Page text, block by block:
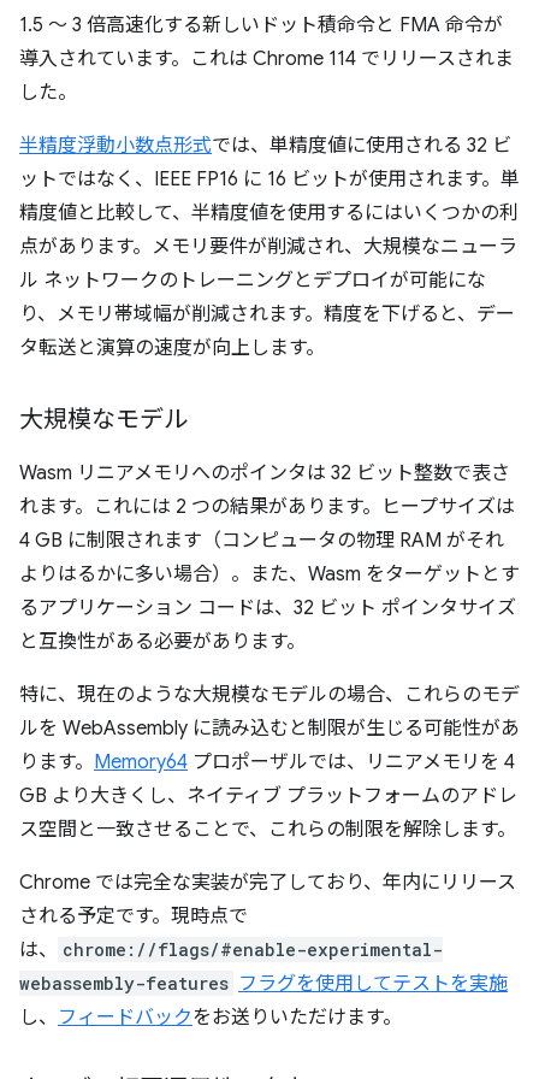
1.5 ～ 3 倍高速化する新しいドット積命令と FMA 命令が
導入されています。これは Chrome 114 でリリースされま
した。
半精度浮動小数点形式では、単精度値に使用される 32 ビ
ットではなく、IEEE FP16 に 16 ビットが使用されます。単
精度値と比較して、半精度値を使用するにはいくつかの利
点があります。メモリ要件が削減され、大規模なニューラ
ル ネットワークのトレーニングとデプロイが可能にな
り、メモリ帯域幅が削減されます。精度を下げると、デー
タ転送と演算の速度が向上します。
大規模なモデル
Wasm リニアメモリへのポインタは 32 ビット整数で表さ
れます。これには 2 つの結果があります。ヒープサイズは
4 GB に制限されます（コンピュータの物理 RAM がそれ
よりはるかに多い場合）。また、Wasm をターゲットとす
るアプリケーション コードは、32 ビット ポインタサイズ
と互換性がある必要があります。
特に、現在のような大規模なモデルの場合、これらのモデ
ルを WebAssembly に読み込むと制限が生じる可能性があ
ります。 Memory64 プロポーザルでは、リニアメモリを 4
GB より大きくし、ネイティブ プラットフォームのアドレ
ス空間と一致させることで、これらの制限を解除します。
Chrome では完全な実装が完了しており、年内にリリース
される予定です。現時点で
は、
chrome://flags/#enable-experimental-
webassembly-features フラグを使用してテストを実施
し、 フィードバックをお送りいただけます。